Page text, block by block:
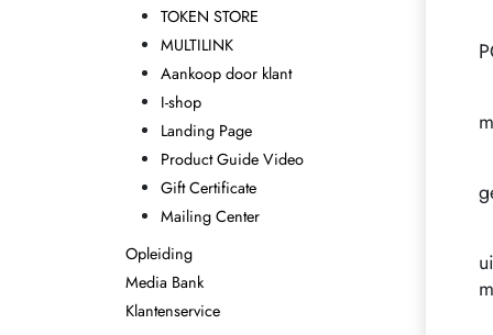
TOKEN STORE
MULTILINK
Aankoop door klant
I-shop
Landing Page
Product Guide Video
Gift Certificate
Mailing Center
Opleiding
Media Bank
Klantenservice